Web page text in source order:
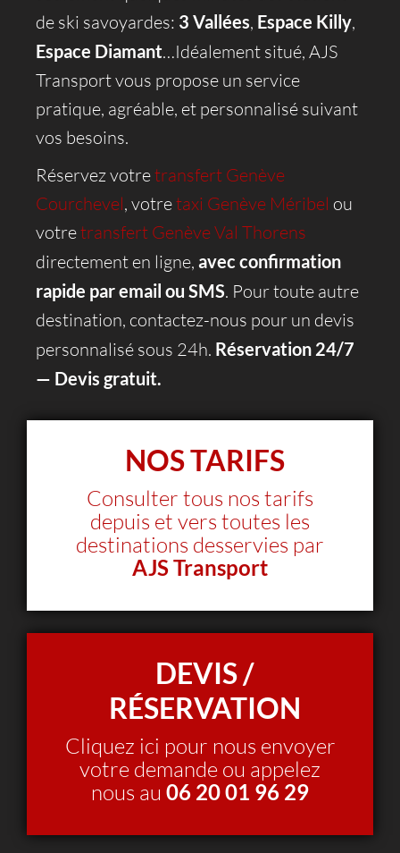
de ski savoyardes: 3 Vallées, Espace Killy,
Espace Diamant…Idéalement situé, AJS
Transport vous propose un service
pratique, agréable, et personnalisé suivant
vos besoins.
Réservez votretransfert Genève
Courchevel, votretaxi Genève Méribel ou
votretransfert Genève Val Thorens
directement en ligne, avec confirmation
rapide par email ou SMS. Pour toute autre
destination, contactez-nous pour un devis
personnalisé sous 24h. Réservation 24/7
— Devis gratuit.
NOS TARIFS
Consulter tous nos tarifs
depuis et vers toutes les
destinations desservies par
AJS Transport
DEVIS /
RÉSERVATION
Cliquez ici pour nous envoyer
votre demande ou appelez
nous au 06 20 01 96 29